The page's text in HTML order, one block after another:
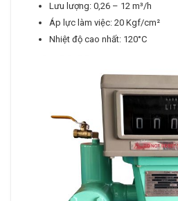
Lưu lượng: 0,26 – 12 m³/h
Áp lực làm việc: 20 Kgf/cm²
Nhiệt độ cao nhất: 120°C